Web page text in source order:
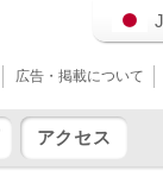
広告・掲載について
アクセス